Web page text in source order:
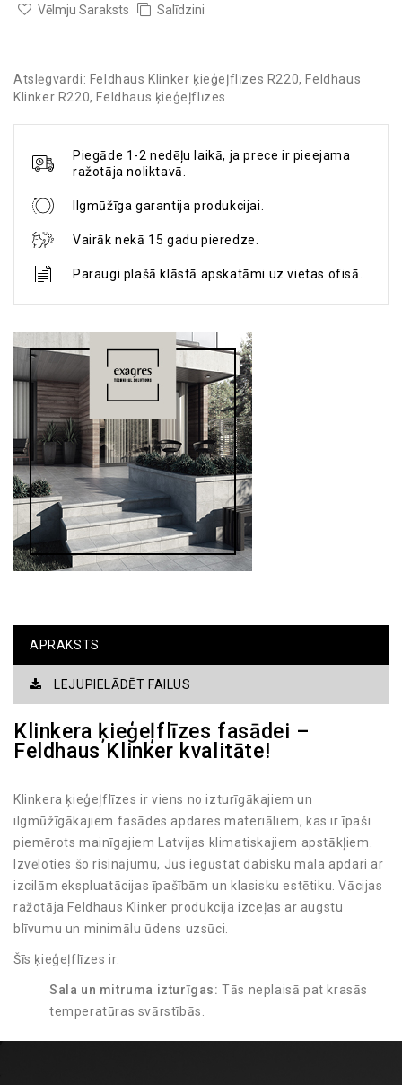
Vēlmju Saraksts Salīdzini
Atslēgvārdi: Feldhaus Klinker ķieģeļflīzes R220, Feldhaus
Klinker R220, Feldhaus ķieģeļflīzes
Piegāde 1-2 nedēļu laikā, ja prece ir pieejama
ražotāja noliktavā.
Ilgmūžīga garantija produkcijai.
Vairāk nekā 15 gadu pieredze.
Paraugi plašā klāstā apskatāmi uz vietas ofisā.
APRAKSTS
LEJUPIELĀDĒT FAILUS
Klinkera ķieģeļflīzes fasādei –
Feldhaus Klinker kvalitāte!
Klinkera ķieģeļflīzes ir viens no izturīgākajiem un
ilgmūžīgākajiem fasādes apdares materiāliem, kas ir īpaši
piemērots mainīgajiem Latvijas klimatiskajiem apstākļiem.
Izvēloties šo risinājumu, Jūs iegūstat dabisku māla apdari ar
izcilām ekspluatācijas īpašībām un klasisku estētiku. Vācijas
ražotāja Feldhaus Klinker produkcija izceļas ar augstu
blīvumu un minimālu ūdens uzsūci.
Šīs ķieģeļflīzes ir:
Sala un mitruma izturīgas: Tās neplaisā pat krasās
temperatūras svārstībās.